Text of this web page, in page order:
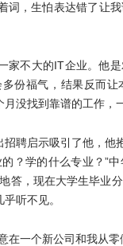
词，生怕表达错了让
家不大的IT企业。他
份福气，结果反而
没找到靠谱的工作，
聘启示吸引了他，他
？学的什么专业？”
答，现在大学生毕业
听不见。
在一个新公司和我从